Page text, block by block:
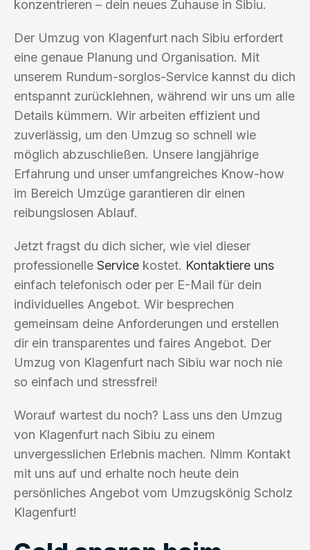
konzentrieren – dein neues Zuhause in Sibiu.
Der Umzug von Klagenfurt nach Sibiu erfordert
eine genaue Planung und Organisation. Mit
unserem Rundum-sorglos-Service kannst du dich
entspannt zurücklehnen, während wir uns um alle
Details kümmern. Wir arbeiten effizient und
zuverlässig, um den Umzug so schnell wie
möglich abzuschließen. Unsere langjährige
Erfahrung und unser umfangreiches Know-how
im Bereich Umzüge garantieren dir einen
reibungslosen Ablauf.
Jetzt fragst du dich sicher, wie viel dieser
professionelle Service kostet. Kontaktiere uns
einfach telefonisch oder per E-Mail für dein
individuelles Angebot. Wir besprechen
gemeinsam deine Anforderungen und erstellen
dir ein transparentes und faires Angebot. Der
Umzug von Klagenfurt nach Sibiu war noch nie
so einfach und stressfrei!
Worauf wartest du noch? Lass uns den Umzug
von Klagenfurt nach Sibiu zu einem
unvergesslichen Erlebnis machen. Nimm Kontakt
mit uns auf und erhalte noch heute dein
persönliches Angebot vom Umzugskönig Scholz
Klagenfurt!